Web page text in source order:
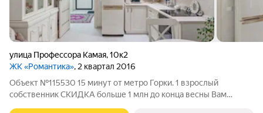
улица Профессора Камая,10к2
ЖК «Романтика», 2 квартал 2016
Объект №115530 15 минут от метро Горки. 1 взрослый
собственник СКИДКА больше 1 млн до конца весны Вам